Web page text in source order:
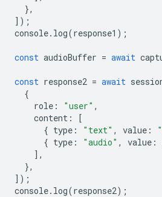
},
]);
console. log(response1 );
const audioBuffer = await
const response2 = await
{
role : "user" ,
content :
[
{ type : "text" , value :
{ type : "audio" , value :
],
},
]);
console. log(response2);